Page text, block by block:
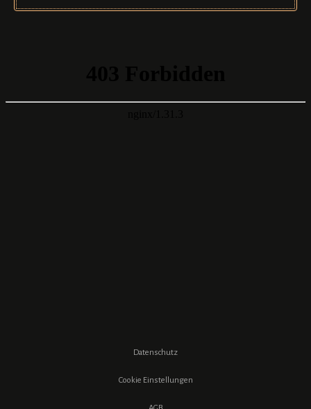
Datenschutz
Cookie Einstellungen